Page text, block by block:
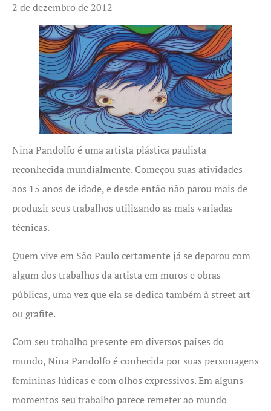
2 de dezembro de 2012
Nina Pandolfo é uma artista plástica paulista
reconhecida mundialmente. Começou suas atividades
aos 15 anos de idade, e desde então não parou mais de
produzir seus trabalhos utilizando as mais variadas
técnicas.
Quem vive em São Paulo certamente já se deparou com
algum dos trabalhos da artista em muros e obras
públicas, uma vez que ela se dedica também à street art
ou grafite.
Com seu trabalho presente em diversos países do
mundo, Nina Pandolfo é conhecida por suas personagens
femininas lúdicas e com olhos expressivos. Em alguns
momentos seu trabalho parece remeter ao mundo